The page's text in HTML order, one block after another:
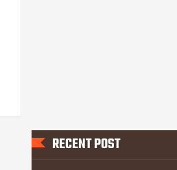
RECENT POST